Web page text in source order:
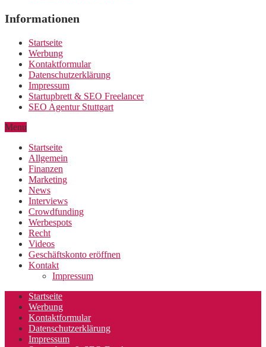
Informationen
Startseite
Werbung
Kontaktformular
Datenschutzerklärung
Impressum
Startupbrett & SEO Freelancer
SEO Agentur Stuttgart
Menu
Startseite
Allgemein
Finanzen
Marketing
News
Interviews
Crowdfunding
Werbespots
Recht
Videos
Geschäftskonto eröffnen
Kontakt
Impressum
Startseite
Werbung
Kontaktformular
Datenschutzerklärung
Impressum